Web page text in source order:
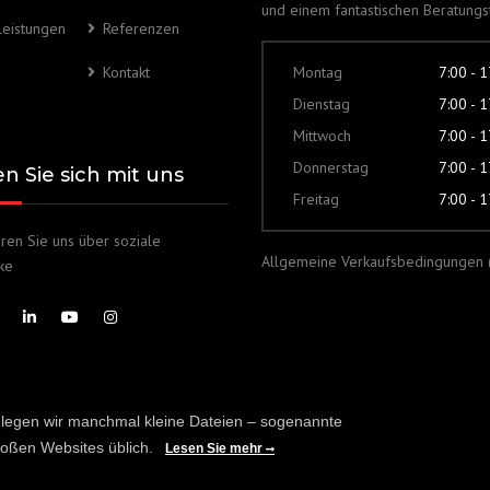
Referenzen
Kontakt
Sie sich mit uns
Sie uns über soziale
und einem fantastischen
Montag
7:00 -
Dienstag
7:00 -
Mittwoch
7:00 -
Donnerstag
7:00 -
Freitag
7:00 -
Allgemeine Verkaufsbedingungen
wir manchmal kleine Dateien – sogenannte
Websites üblich.
Lesen Sie mehr